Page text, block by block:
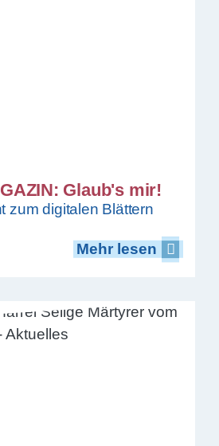
Glaub's mir!
zum digitalen Blättern
Mehr lesen
Mehr lesen